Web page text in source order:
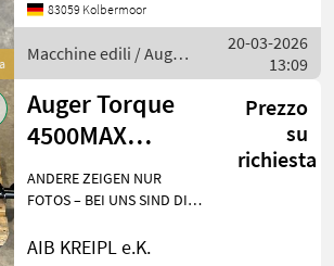
WARUM WARTEN, WENN´S
Einfach anf
83059 Kolbermoor
Macchine edili / Auger
Torque
20-03-2026
13:09
Auger Torque
4500MAX
Erdbohrer | 3-5t
Bagger
Prezzo
su
richiesta
ANDERE ZEIGEN NUR
FOTOS – BEI UNS SIND DIE
Besichtigen - anfassen -
AIB KREIPL e.K.